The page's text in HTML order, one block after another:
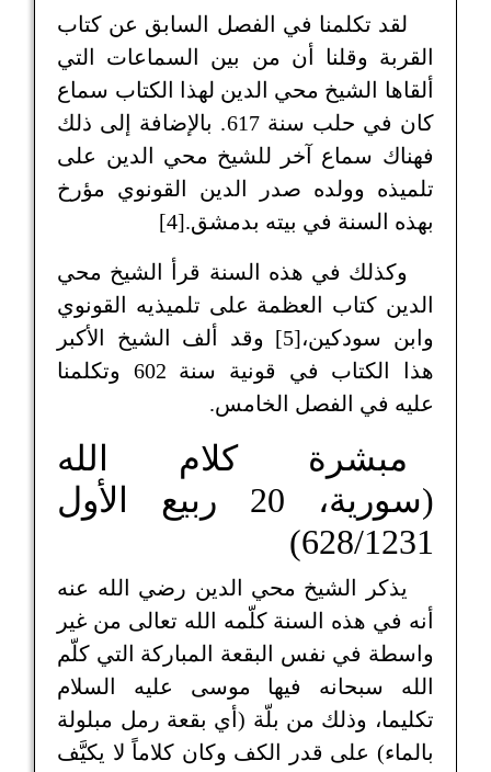
لقد تكلمنا في الفصل السابق عن كتاب
القربة وقلنا أن من بين السماعات التي
ألقاها الشيخ محي الدين لهذا الكتاب سماع
كان في حلب سنة 617. بالإضافة إلى ذلك
فهناك سماع آخر للشيخ محي الدين على
تلميذه وولده صدر الدين القونوي مؤرخ
بهذه السنة في بيته بدمشق.[4]
وكذلك في هذه السنة قرأ الشيخ محي
الدين كتاب العظمة على تلميذيه القونوي
وابن سودكين،[5] وقد ألف الشيخ الأكبر
هذا الكتاب في قونية سنة 602 وتكلمنا
عليه في الفصل الخامس.
مبشرة كلام الله
(سورية، 20 ربيع الأول
628/1231)
يذكر الشيخ محي الدين رضي الله عنه
أنه في هذه السنة كلّمه الله تعالى من غير
واسطة في نفس البقعة المباركة التي كلّم
الله سبحانه فيها موسى عليه السلام
تكليما، وذلك من بلّة (أي بقعة رمل مبلولة
بالماء) على قدر الكف وكان كلاماً لا يكيَّف